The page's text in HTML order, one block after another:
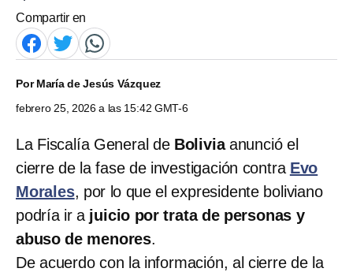
Compartir en
PorMaría de Jesús Vázquez
febrero 25, 2026 a las 15:42 GMT-6
La Fiscalía General de Boliviaanunció el
cierre de la fase de investigación contra Evo
Morales, por lo que el expresidente boliviano
podría ir a juicio por trata de personas y
abuso de menores.
De acuerdo con la información, al cierre de la